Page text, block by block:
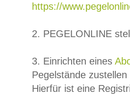
https://
2. PEGELONLINE
3. Einrichten eines
Pegelstände
Hierfür ist eine